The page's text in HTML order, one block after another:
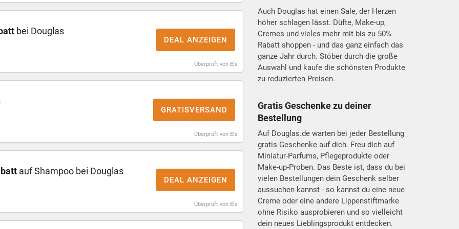
bei Douglas
Überprüft von Els
DEAL ANZEIGEN
Überprüft von Els
GRATISVERSAND
auf Shampoo bei Douglas
Überprüft von Els
DEAL ANZEIGEN
Auch Douglas hat einen Sale, der Herzen
höher schlagen lässt. Düfte, Make-up,
Cremes und vieles mehr mit bis zu 50%
Rabatt shoppen - und das ganz einfach das
ganze Jahr durch. Stöber durch die große
Auswahl und kaufe die schönsten Produkte
zu reduzierten Preisen.
Gratis Geschenke zu deiner
Bestellung
Auf Douglas.de warten bei jeder Bestellung
gratis Geschenke auf dich. Freu dich auf
Miniatur-Parfums, Pflegeprodukte oder
Make-up-Proben. Das Beste ist, dass du bei
vielen Bestellungen dein Geschenk selber
aussuchen kannst - so kannst du eine neue
Creme oder eine andere Lippenstiftmarke
ohne Risiko ausprobieren und so vielleicht
dein neues Lieblingsprodukt entdecken.